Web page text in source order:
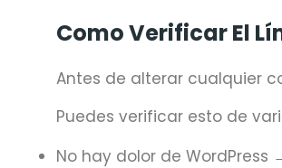
Como Verificar El
Antes de alterar cualquier
Puedes verificar esto de
No hay dolor de